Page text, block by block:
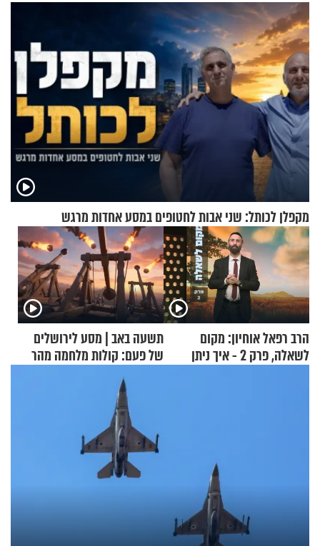
איבה קיבלו כספים במירמה
תשובות"
מקפלן לכותל: שני אבות לחטופים במסע אחדות מרגש
הרב רפאל אוחיון: מקום
לשאלה, פרק 2 - איך ניתן
תשעה באב | מסע לירושלים
של פעם: קולות מלחמה מהר